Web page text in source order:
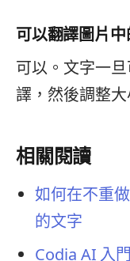
可以翻譯圖片中
可以。文字一
譯，然後調整大
相關閱讀
如何在不重
的文字
Codia AI 入門